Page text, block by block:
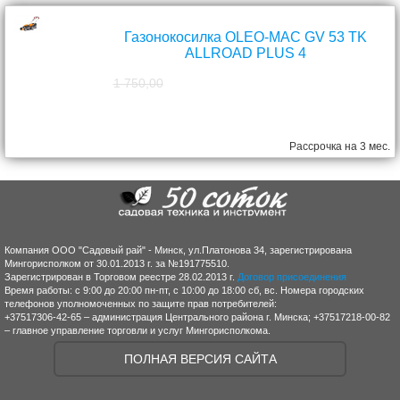
Газонокосилка OLEO-MAC GV 53 TK
ALLROAD PLUS 4
1 750,00
Рассрочка на 3 мес.
Компания ООО "Садовый рай" - Минск, ул.Платонова 34, зарегистрирована
Мингорисполком от 30.01.2013 г. за №191775510.
Зарегистрирован в Торговом реестре 28.02.2013 г. Договор присоединения
Время работы: с 9:00 до 20:00 пн-пт, с 10:00 до 18:00 сб, вс. Номера городских
телефонов уполномоченных по защите прав потребителей:
+37517306-42-65 – администрация Центрального района г. Минска; +37517218-00-82
– главное управление торговли и услуг Мингорисполкома.
ПОЛНАЯ ВЕРСИЯ САЙТА